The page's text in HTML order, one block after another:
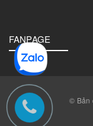
FANPAGE
© Bản